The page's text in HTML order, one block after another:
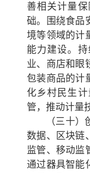
善相关计量
础。围绕食品
境等领域的计
能力建设。
业、商店和眼
包装商品的计
化乡村民生
管，推动计量
（三十）
数据、区块链
监管、移动监
通过器具智能